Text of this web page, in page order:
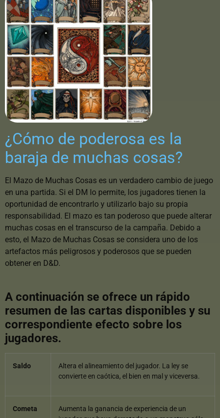
¿Cómo de poderosa es la
baraja de muchas cosas?
El Mazo de Muchas Cosas es un verdadero cambio de juego
en una partida. Si el DM lo permite, los jugadores tienen la
oportunidad de encontrarlo y utilizarlo bajo su propia
responsabilidad. El mazo es tan poderoso que puede alterar
muchas cosas en el transcurso de la campaña. Debido a
esto, el Mazo de Muchas Cosas se considera uno de los
artefactos más peligrosos y poderosos que se pueden
obtener en D&D.
A continuación se ofrece un rápido
resumen de las cartas disponibles y su
correspondiente efecto sobre los
jugadores.
Saldo
Altera el alineamiento del jugador. La ley se
convierte en caótica, el bien en mal y viceversa.
Cometa
Aumenta la ganancia de experiencia de un